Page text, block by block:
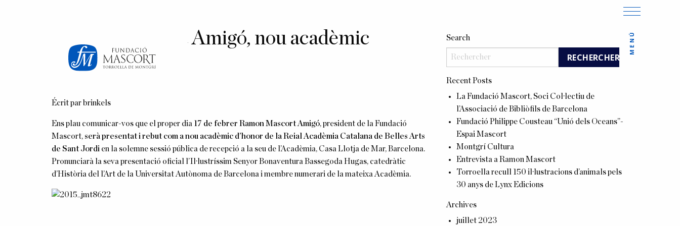
MENÚ
Ramon Mascort Amigó, nou acadèmic
d’honor
Écrit par brinkels
Ens plau comunicar-vos que el proper dia 17 de febrer Ramon Mascort Amigó, president de la Fundació
Mascort, serà presentat i rebut com a nou acadèmic d’honor de la Reial Acadèmia Catalana de Belles Arts
de Sant Jordi en la solemne sessió pública de recepció a la seu de l’Acadèmia, Casa Llotja de Mar, Barcelona.
Pronunciarà la seva presentació oficial l’Il·lustríssim Senyor Bonaventura Bassegoda Hugas, catedràtic
d’Història del l’Art de la Universitat Autònoma de Barcelona i membre numerari de la mateixa Acadèmia.
Search
Recent Posts
La Fundació Mascort, Soci Col·lectiu de
l’Associació de Bibliòfils de Barcelona
Fundació Philippe Cousteau “Unió dels Oceans”-
Espai Mascort
Montgrí Cultura
Entrevista a Ramon Mascort
Torroella recull 150 il·lustracions d’animals pels
30 anys de Lynx Edicions
Archives
juillet 2023